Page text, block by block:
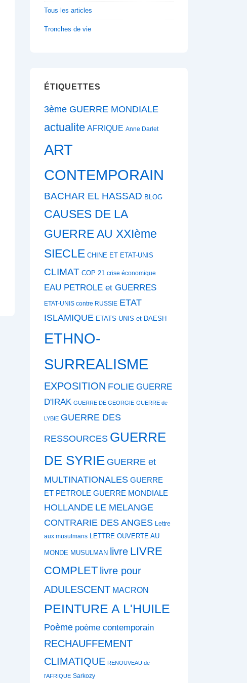
Tous les articles
Tronches de vie
ÉTIQUETTES
3ème GUERRE MONDIALE
actualite AFRIQUE Anne Darlet
ART
CONTEMPORAIN
BACHAR EL HASSAD BLOG
CAUSES DE LA
GUERRE AU XXIème
SIECLE CHINE ET ETAT-UNIS
CLIMAT COP 21 crise économique
EAU PETROLE et GUERRES
ETAT-UNIS contre RUSSIE ETAT
ISLAMIQUE ETATS-UNIS et DAESH
ETHNO-
SURREALISME
EXPOSITION FOLIE GUERRE
D'IRAK GUERRE DE GEORGIE GUERRE de
LYBIE GUERRE DES
RESSOURCES GUERRE
DE SYRIE GUERRE et
MULTINATIONALES GUERRE
ET PETROLE GUERRE MONDIALE
HOLLANDE LE MELANGE
CONTRARIE DES ANGES Lettre
aux musulmans LETTRE OUVERTE AU
MONDE MUSULMAN livre LIVRE
COMPLET livre pour
ADULESCENT MACRON
PEINTURE A L'HUILE
Poème poème contemporain
RECHAUFFEMENT
CLIMATIQUE RENOUVEAU de
l'AFRIQUE Sarkozy